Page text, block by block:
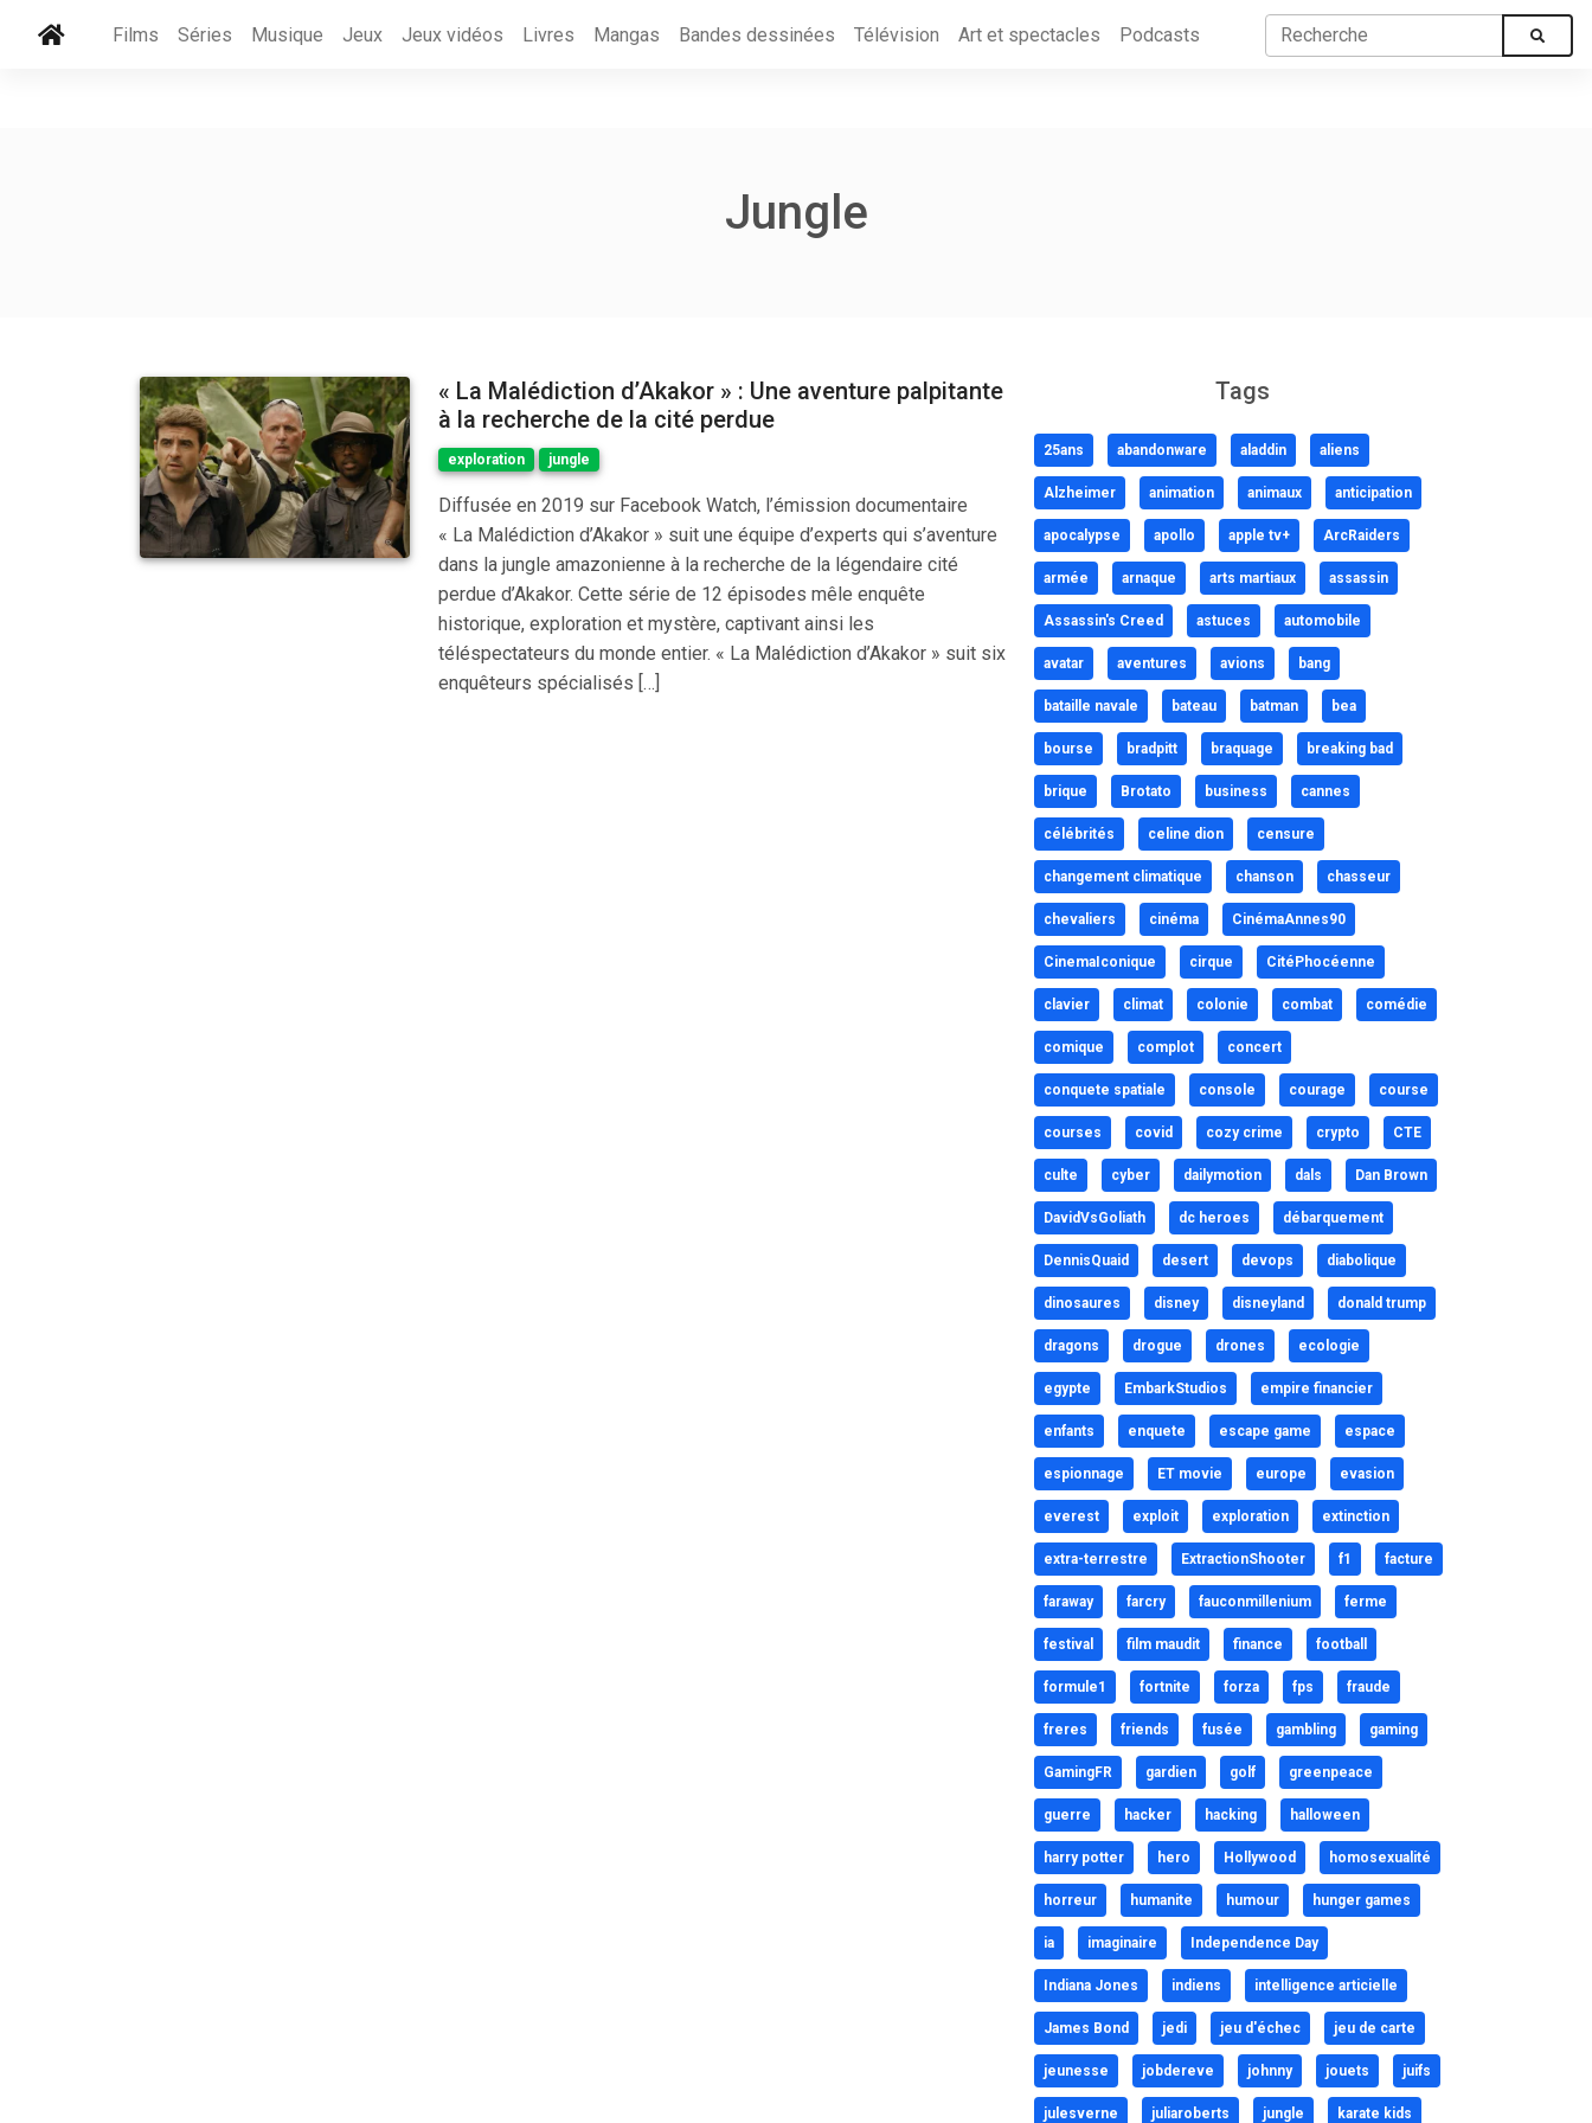
Films Séries Musique Jeux Jeux vidéos Livres Mangas Bandes dessinées Télévision Art et spectacles Podcasts
Jungle
« La Malédiction d’Akakor » : Une aventure palpitante
à la recherche de la cité perdue
exploration jungle
Diffusée en 2019 sur Facebook Watch, l’émission documentaire
« La Malédiction d’Akakor » suit une équipe d’experts qui s’aventure
dans la jungle amazonienne à la recherche de la légendaire cité
perdue d’Akakor. Cette série de 12 épisodes mêle enquête
historique, exploration et mystère, captivant ainsi les
téléspectateurs du monde entier. « La Malédiction d’Akakor » suit six
enquêteurs spécialisés […]
Tags
25ans abandonware aladdin aliens
Alzheimer animation animaux anticipation
apocalypse apollo apple tv+ ArcRaiders
armée arnaque arts martiaux assassin
Assassin's Creed astuces automobile
avatar aventures avions bang
bataille navale bateau batman bea
bourse bradpitt braquage breaking bad
brique Brotato business cannes
célébrités celine dion censure
changement climatique chanson chasseur
chevaliers cinéma CinémaAnnes90
CinemaIconique cirque CitéPhocéenne
clavier climat colonie combat comédie
comique complot concert
conquete spatiale console courage course
courses covid cozy crime crypto CTE
culte cyber dailymotion dals Dan Brown
DavidVsGoliath dc heroes débarquement
DennisQuaid desert devops diabolique
dinosaures disney disneyland donald trump
dragons drogue drones ecologie
egypte EmbarkStudios empire financier
enfants enquete escape game espace
espionnage ET movie europe evasion
everest exploit exploration extinction
extra-terrestre ExtractionShooter f1 facture
faraway farcry fauconmillenium ferme
festival film maudit finance football
formule1 fortnite forza fps fraude
freres friends fusée gambling gaming
GamingFR gardien golf greenpeace
guerre hacker hacking halloween
harry potter hero Hollywood homosexualité
horreur humanite humour hunger games
ia imaginaire Independence Day
Indiana Jones indiens intelligence articielle
James Bond jedi jeu d'échec jeu de carte
jeunesse jobdereve johnny jouets juifs
julesverne juliaroberts jungle karate kids